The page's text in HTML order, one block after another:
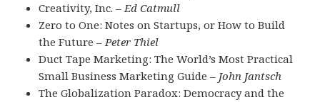
Creativity, Inc. –Ed Catmull
Zero to One: Notes on Startups, or How to Build
the Future –Peter Thiel
Duct Tape Marketing: The World’s Most Practical
Small Business Marketing Guide – John Jantsch
The Globalization Paradox: Democracy and the